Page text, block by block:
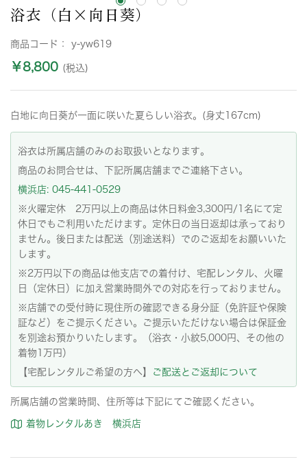
浴衣（白×向日葵）
商品コード： y-yw619
￥8,800 (税込)
白地に向日葵が一面に咲いた夏らしい浴衣。(身丈167cm)
浴衣は所属店舗のみのお取扱いとなります。
商品のお問合せは、下記所属店舗までご連絡下さい。
横浜店: 045-441-0529
※火曜定休 2万円以上の商品は休日料金3,300円/1名にて定
休日でもご利用いただけます。定休日の当日返却は承っており
ません。後日または配送（別途送料）でのご返却をお願いいた
します。
※2万円以下の商品は他支店での着付け、宅配レンタル、火曜
日（定休日）に加え営業時間外での対応を行っておりません。
※店舗での受付時に現住所の確認できる身分証（免許証や保険
証など）をご提示ください。ご提示いただけない場合は保証金
を別途お預かりいたします。（浴衣・小紋5,000円、その他の
着物1万円）
【宅配レンタルご希望の方へ】
ご配送とご返却について
所属店舗の営業時間、住所等は下記にてご確認ください。
着物レンタルあき 横浜店